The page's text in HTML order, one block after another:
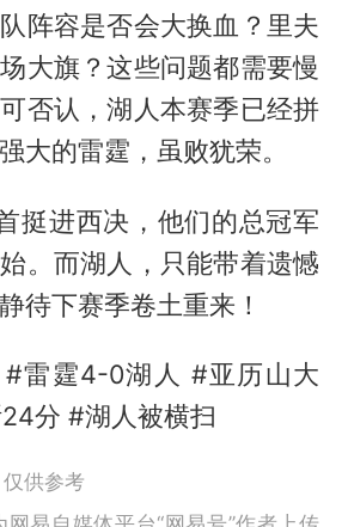
阵容是否会大换血？里夫
大旗？这些问题都需要慢
否认，湖人本赛季已经拼
大的雷霆，虽败犹荣。
挺进西决，他们的总冠军
。而湖人，只能带着遗憾
待下赛季卷土重来！
雷霆4-0湖人 #亚历山大
分 #湖人被横扫
供参考